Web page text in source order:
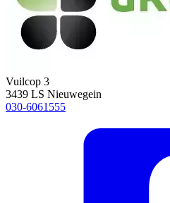
Vuilcop 3
3439 LS Nieuwegein
030-6061555